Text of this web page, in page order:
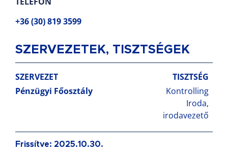
+36 (30) 819 3599
SZERVEZETEK, TISZTSÉGEK
SZERVEZET
TISZTSÉG
Pénzügyi Főosztály
Kontrolling
Iroda,
irodavezető
Frissítve: 2025.10.30.